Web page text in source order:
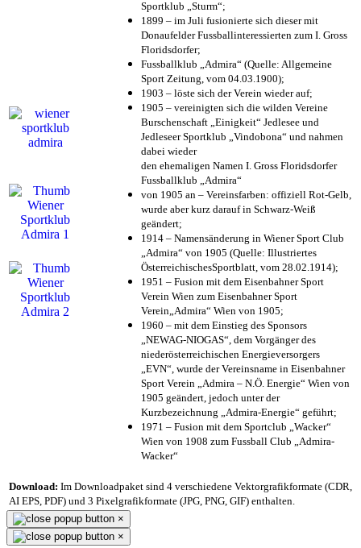
Sportklub „Sturm“;
1899 – im Juli fusionierte sich dieser mit
Donaufelder Fussballinteressierten zum I. Gross
Floridsdorfer;
Fussballklub „Admira“ (Quelle: Allgemeine
Sport Zeitung, vom 04.03.1900);
1903 – löste sich der Verein wieder auf;
1905 – vereinigten sich die wilden Vereine
Burschenschaft „Einigkeit“ Jedlesee und
Jedleseer Sportklub „Vindobona“ und nahmen
dabei wieder
den ehemaligen Namen I. Gross Floridsdorfer
Fussballklub „Admira“
von 1905 an – Vereinsfarben: offiziell Rot-Gelb,
wurde aber kurz darauf in Schwarz-Weiß
geändert;
1914 – Namensänderung in Wiener Sport Club
„Admira“ von 1905 (Quelle: Illustriertes
ÖsterreichischesSportblatt, vom 28.02.1914);
1951 – Fusion mit dem Eisenbahner Sport
Verein Wien zum Eisenbahner Sport
Verein„Admira“ Wien von 1905;
1960 – mit dem Einstieg des Sponsors
„NEWAG-NIOGAS“, dem Vorgänger des
niederösterreichischen Energieversorgers
„EVN“, wurde der Vereinsname in Eisenbahner
Sport Verein „Admira – N.Ö. Energie“ Wien von
1905 geändert, jedoch unter der
Kurzbezeichnung „Admira-Energie“ geführt;
1971 – Fusion mit dem Sportclub „Wacker“
Wien von 1908 zum Fussball Club „Admira-
Wacker“
Download: Im Downloadpaket sind 4 verschiedene Vektorgrafikformate (CDR,
AI EPS, PDF) und 3 Pixelgrafikformate (JPG, PNG, GIF) enthalten.
×
×